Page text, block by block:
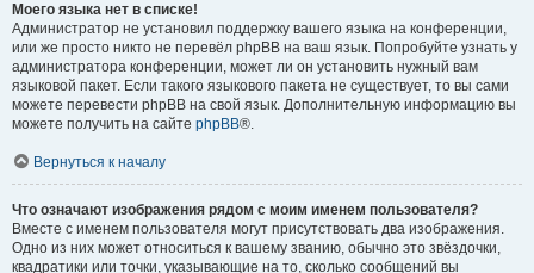
Моего языка нет в списке!
Администратор не установил поддержку вашего языка на конференции,
или же просто никто не перевёл phpBB на ваш язык. Попробуйте узнать у
администратора конференции, может ли он установить нужный вам
языковой пакет. Если такого языкового пакета не существует, то вы сами
можете перевести phpBB на свой язык. Дополнительную информацию вы
можете получить на сайте phpBB®.
Вернуться к началу
Что означают изображения рядом с моим именем пользователя?
Вместе с именем пользователя могут присутствовать два изображения.
Одно из них может относиться к вашему званию, обычно это звёздочки,
квадратики или точки, указывающие на то, сколько сообщений вы